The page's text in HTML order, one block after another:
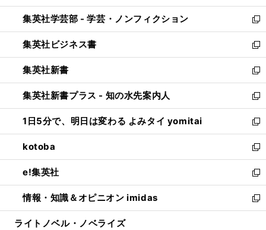
開
く
ウ
で
開
く
ン
ド
ウ
で
開
く
ウ
ィ
ン
ド
ウ
で
開
く
集英社学芸部 - 学芸・ノンフィクション
新
し
い
ウ
ィ
ン
ド
ウ
で
開
く
集英社ビジネス書
新
し
い
ウ
ィ
ン
ド
ウ
で
開
く
集英社新書
新
し
い
ウ
ィ
ン
ド
ウ
で
開
く
集英社新書プラス - 知の水先案内人
新
し
い
ウ
ィ
ン
ド
ウ
で
開
1日5分で、明日は変わる よみタイ yomitai
新
し
い
ウ
ィ
ン
ド
ウ
kotoba
新
し
い
ウ
ィ
ン
e!集英社
新
し
い
ウ
情報・知識＆オピニオン imidas
新
し
ライトノベル・ノベライズ